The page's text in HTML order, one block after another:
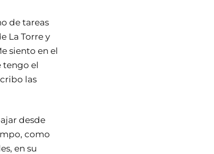
de tareas
La Torre y
siento en el
tengo el
las
desde
como
en su